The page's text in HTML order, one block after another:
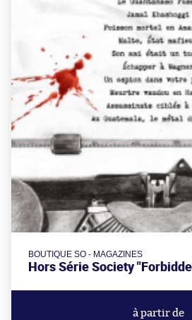
BOUTIQUE SO - MAGAZINES
Hors Série Society
à partir de